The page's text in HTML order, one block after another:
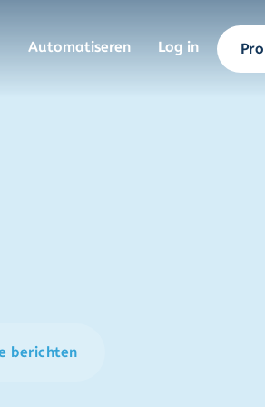
Automatiseren Log in
berichten